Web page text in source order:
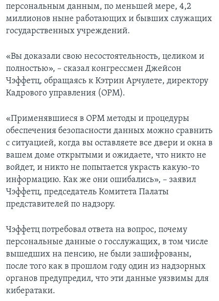
персональным данным, по меньшей мере, 4,2
миллионов ныне работающих и бывших служащих
государственных учреждений.
«Вы доказали свою несостоятельность, целиком и
полностью», – сказал конгрессмен Джейсон
Чэффетц, обращаясь к Кэтрин Арчулете, директору
Кадрового управления (ОРМ).
«Применявшиеся в ОРМ методы и процедуры
обеспечения безопасности данных можно сравнить
с ситуацией, когда вы оставляете все двери и окна в
вашем доме открытыми и ожидаете, что никто не
войдет, и никто не попытается украсть какую-то
информацию. Как же они ошибались», – заявил
Чэффетц, председатель Комитета Палаты
представителей по надзору.
Чэффетц потребовал ответа на вопрос, почему
персональные данные о госслужащих, в том числе
вышедших на пенсию, не были зашифрованы,
после того как в прошлом году один из надзорных
органов предупредил, что эти данные уязвимы для
кибератаки.